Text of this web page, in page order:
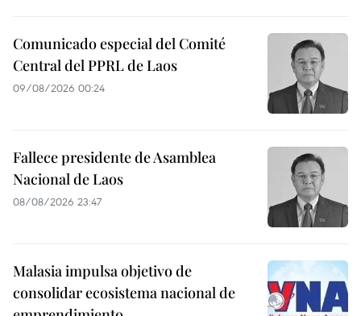
Comunicado especial del Comité
Central del PPRL de Laos
09/08/2026 00:24
Fallece presidente de Asamblea
Nacional de Laos
08/08/2026 23:47
Malasia impulsa objetivo de
consolidar ecosistema nacional de